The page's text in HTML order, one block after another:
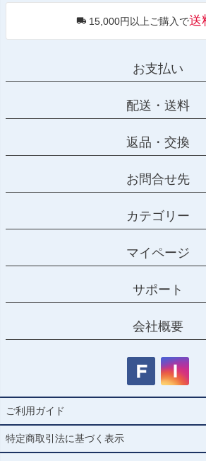
15,000円以上ご購入で送
お支払い
配送・送料
返品・交換
お問合せ先
カテゴリー
マイページ
サポート
会社概要
ご利用ガイド
特定商取引法に基づく表示